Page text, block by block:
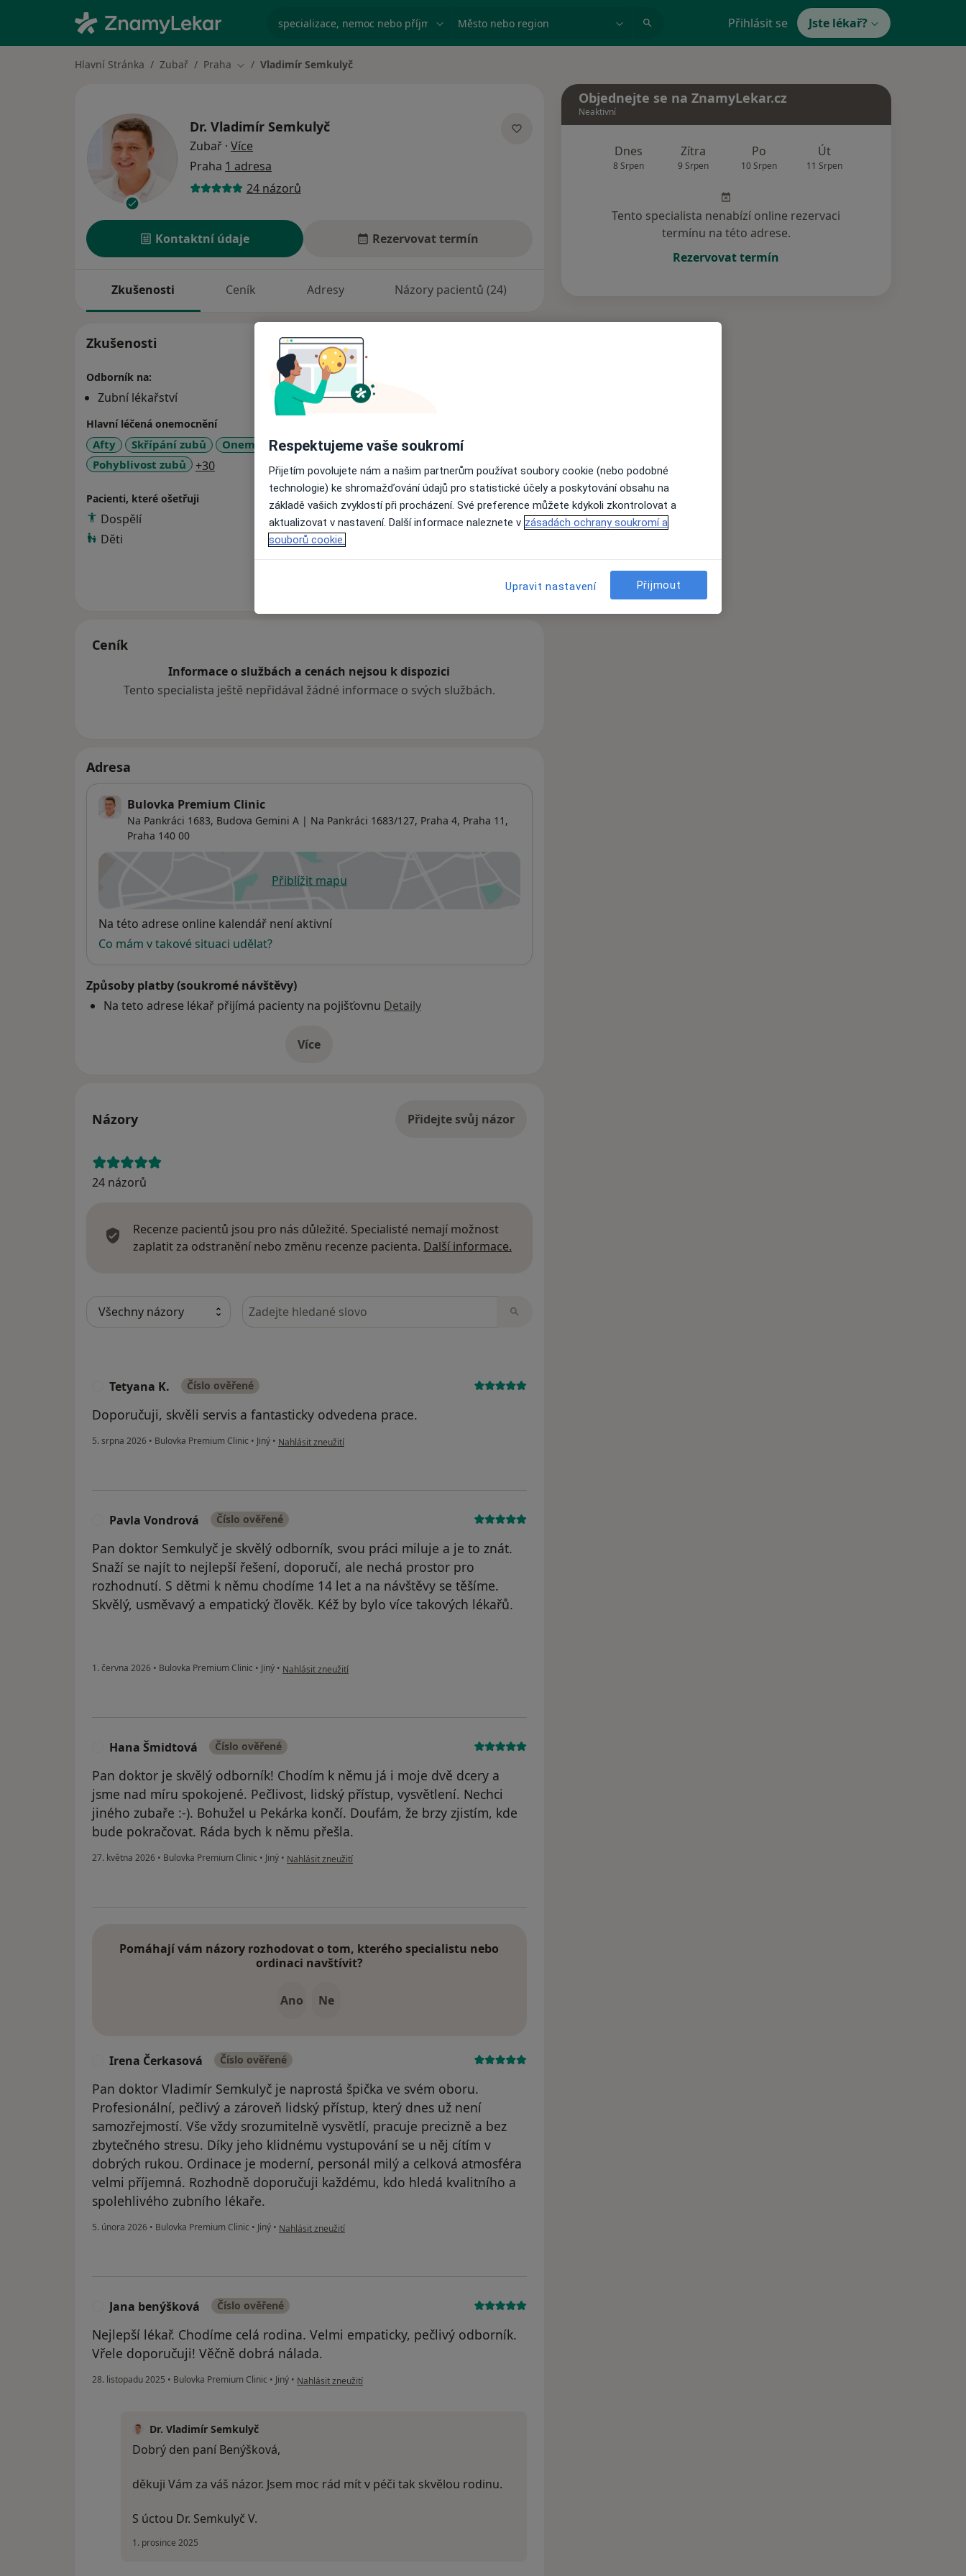
specializace, nemoc nebo příjmení Město nebo region Přihlásit se Jste lékař?
Hlavní Stránka Zubař Praha Změna města
Vladimír Semkulyč
Dr. Vladimír Semkulyč
Zubař · Více
Praha 1 adresa
24 názorů
Kontaktní údaje Rezervovat termín
Zkušenosti Ceník Adresy Názory pacientů (24)
Zkušenosti
Odborník na:
Zubní lékařství
Hlavní léčená onemocnění
Afty Skřípání zubů Onemocnění dásní
Krvácení z dásní
Pohyblivost zubů
+30a11y_sr_more_diseases
Pacienti, které ošetřuji
Dospělí
Děti
Ceník
Informace o službách a cenách nejsou k dispozici
Tento specialista ještě nepřidával žádné informace o svých službách.
Adresa
Bulovka Premium Clinic
Na Pankráci 1683, Budova Gemini A | Na Pankráci 1683/127, Praha 4, Praha 11 ,
Praha 140 00
Přiblížit mapuse otevře v nové záložce
Dostupnost
Na této adrese online kalendář není aktivní
Co mám v takové situaci udělat?
Způsoby platby (soukromé návštěvy)
Na teto adrese lékař přijímá pacienty na pojišťovnu Detaily
Víceo adrese
Názory Přidejte svůj názor
24 názorů
Recenze pacientů jsou pro nás důležité. Specialisté nemají možnost
zaplatit za odstranění nebo změnu recenze pacienta. Další informace.
Hledejte v názorech
Tetyana K. Číslo ověřené
Doporučuji, skvěli servis a fantasticky odvedena prace.
5. srpna 2026 • Bulovka Premium Clinic • Jiný • podle názoru uživatele Tetyana K.
Nahlásit zneužití
Pavla Vondrová Číslo ověřené
Pan doktor Semkulyč je skvělý odborník, svou práci miluje a je to znát.
Snaží se najít to nejlepší řešení, doporučí, ale nechá prostor pro
rozhodnutí. S dětmi k němu chodíme 14 let a na návštěvy se těšíme.
Skvělý, usměvavý a empatický člověk. Kéž by bylo více takových lékařů.
1. června 2026 • Bulovka Premium Clinic • Jiný • podle názoru uživatele Pavla Vondrová
Nahlásit zneužití
Hana Šmidtová Číslo ověřené
Pan doktor je skvělý odborník! Chodím k němu já i moje dvě dcery a
jsme nad míru spokojené. Pečlivost, lidský přístup, vysvětlení. Nechci
jiného zubaře :-). Bohužel u Pekárka končí. Doufám, že brzy zjistím, kde
bude pokračovat. Ráda bych k němu přešla.
27. května 2026 • Bulovka Premium Clinic • Jiný • podle názoru uživatele Hana Šmidtová
Nahlásit zneužití
Pomáhají vám názory rozhodovat o tom, kterého specialistu nebo
ordinaci navštívit?
Ano Ne
Irena Čerkasová Číslo ověřené
Pan doktor Vladimír Semkulyč je naprostá špička ve svém oboru.
Profesionální, pečlivý a zároveň lidský přístup, který dnes už není
samozřejmostí. Vše vždy srozumitelně vysvětlí, pracuje precizně a bez
zbytečného stresu. Díky jeho klidnému vystupování se u něj cítím v
dobrých rukou. Ordinace je moderní, personál milý a celková atmosféra
velmi příjemná. Rozhodně doporučuji každému, kdo hledá kvalitního a
spolehlivého zubního lékaře.
5. února 2026 • Bulovka Premium Clinic • Jiný • podle názoru uživatele Irena Čerkasová
Nahlásit zneužití
Jana benýšková Číslo ověřené
Nejlepší lékař. Chodíme celá rodina. Velmi empaticky, pečlivý odborník.
Vřele doporučuji! Věčně dobrá nálada.
28. listopadu 2025 • Bulovka Premium Clinic • Jiný • podle názoru uživatele Jana benýšková
Nahlásit zneužití
Dr. Vladimír Semkulyč
Dobrý den paní Benýšková,
děkuji Vám za váš názor. Jsem moc rád mít v péči tak skvělou rodinu.
S úctou Dr. Semkulyč V.
1. prosince 2025
Objednejte se na ZnamyLekar.cz
Neaktivní
Dnes
8 Srpen
Zítra
9 Srpen
Po
10 Srpen
Út
11 Srpen
Tento specialista nenabízí online rezervaci
termínu na této adrese.
Rezervovat termín
Respektujeme vaše soukromí
Přijetím povolujete nám a našim partnerům používat soubory cookie (nebo podobné
technologie) ke shromažďování údajů pro statistické účely a poskytování obsahu na
základě vašich zvyklostí při procházení. Své preference můžete kdykoli zkontrolovat a
aktualizovat v nastavení. Další informace naleznete v zásadách ochrany soukromí a
souborů cookie.
Upravit nastavení Přijmout